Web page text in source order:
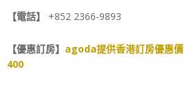
【電話】 +852 2366-9893
【優惠訂房】 agoda提供香港訂房優惠價
400